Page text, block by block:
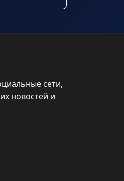
сети,
новостей и